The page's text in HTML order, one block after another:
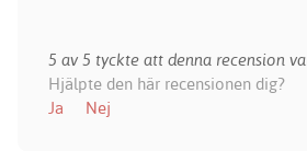
5 av 5 tyckte att denna recension
Hjälpte den här recensionen dig?
Ja
Nej